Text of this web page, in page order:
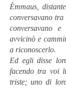
Èmmaus,
conversavano
conversavano
avvicinò e
a riconoscerlo.
Ed egli disse
facendo tra voi
triste; uno di